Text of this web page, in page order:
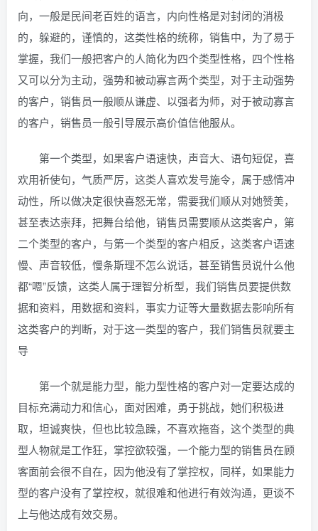
向，一般是民间老百姓的语言，内向性格是对封闭的消极
的，躲避的，谨慎的，这类性格的统称，销售中，为了易于
掌握，我们一般把客户的人简化为四个类型性格，四个性格
又可以分为主动，强势和被动寡言两个类型，对于主动强势
的客户，销售员一般顺从谦虚、以强者为师，对于被动寡言
的客户，销售员一般引导展示高价值信他服从。
第一个类型，如果客户语速快，声音大、语句短促，喜
欢用祈使句，气质严厉，这类人喜欢发号施令，属于感情冲
动性，所以做决定很快喜怒无常，需要我们顺从对她赞美，
甚至表达崇拜，把舞台给他，销售员需要顺从这类客户，第
二个类型的客户，与第一个类型的客户相反，这类客户语速
慢、声音较低，慢条斯理不怎么说话，甚至销售员说什么他
都“嗯”反馈，这类人属于理智分析型，我们销售员要提供数
据和资料，用数据和资料，事实力证等大量数据去影响所有
这类客户的判断，对于这一类型的客户，我们销售员就要主
导
第一个就是能力型，能力型性格的客户对一定要达成的
目标充满动力和信心，面对困难，勇于挑战，她们积极进
取，坦诚爽快，但也比较急躁，不喜欢拖沓，这个类型的典
型人物就是工作狂，掌控欲较强，一个能力型的销售员在顾
客面前会很不自在，因为他没有了掌控权，同样，如果能力
型的客户没有了掌控权，就很难和他进行有效沟通，更谈不
上与他达成有效交易。